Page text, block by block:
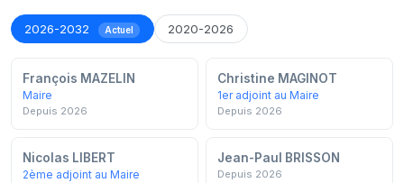
2026-2032 Actuel 2020-2026
François MAZELIN
Maire
Depuis 2026
Christine MAGINOT
1er adjoint au Maire
Depuis 2026
Nicolas LIBERT
2ème adjoint au Maire
Jean-Paul BRISSON
Depuis 2026